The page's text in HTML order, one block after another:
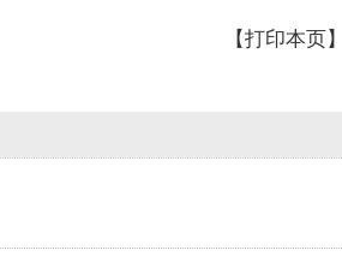
【打印本页】